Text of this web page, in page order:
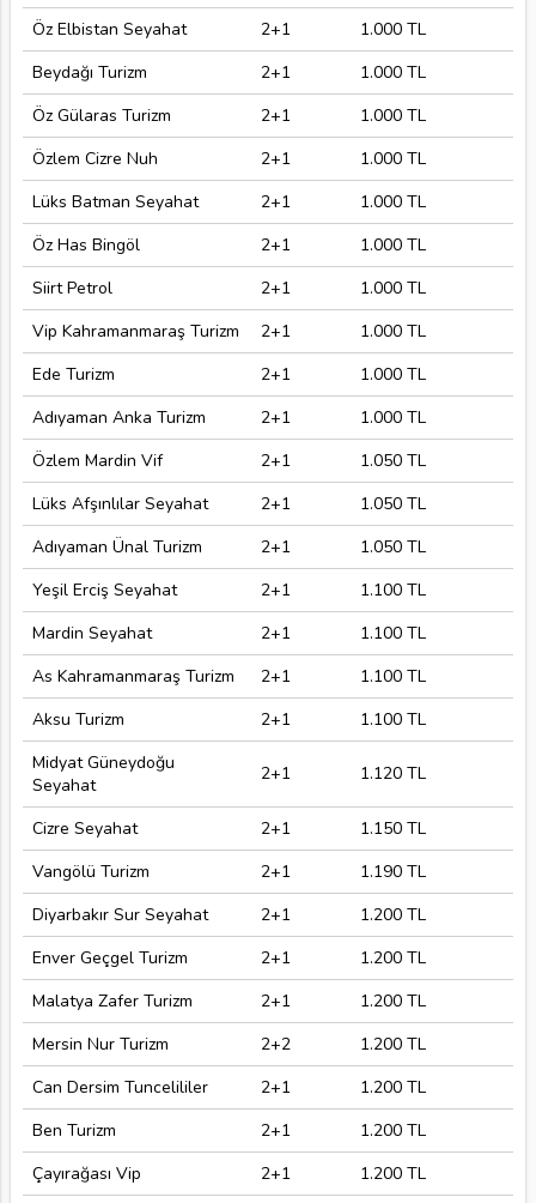
Öz Elbistan Seyahat
2+1
1.000 TL
Beydağı Turizm
2+1
1.000 TL
Öz Gülaras Turizm
2+1
1.000 TL
Özlem Cizre Nuh
2+1
1.000 TL
Lüks Batman Seyahat
2+1
1.000 TL
Öz Has Bingöl
2+1
1.000 TL
Siirt Petrol
2+1
1.000 TL
Vip Kahramanmaraş Turizm
2+1
1.000 TL
Ede Turizm
2+1
1.000 TL
Adıyaman Anka Turizm
2+1
1.000 TL
Özlem Mardin Vif
2+1
1.050 TL
Lüks Afşınlılar Seyahat
2+1
1.050 TL
Adıyaman Ünal Turizm
2+1
1.050 TL
Yeşil Erciş Seyahat
2+1
1.100 TL
Mardin Seyahat
2+1
1.100 TL
As Kahramanmaraş Turizm
2+1
1.100 TL
Aksu Turizm
2+1
1.100 TL
Midyat Güneydoğu
Seyahat
2+1 1.120 TL
Cizre Seyahat 2+1
1.150 TL
Vangölü Turizm
2+1
1.190 TL
Diyarbakır Sur Seyahat
2+1
1.200 TL
Enver Geçgel Turizm
2+1
1.200 TL
Malatya Zafer Turizm
2+1
1.200 TL
Mersin Nur Turizm
2+2
1.200 TL
Can Dersim Tuncelililer
2+1
1.200 TL
Ben Turizm
2+1
1.200 TL
Çayırağası Vip
2+1
1.200 TL